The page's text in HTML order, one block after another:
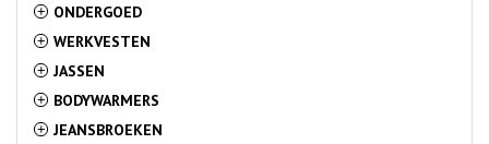
+ ONDERGOED
+ WERKVESTEN
+ JASSEN
+ BODYWARMERS
+ JEANSBROEKEN